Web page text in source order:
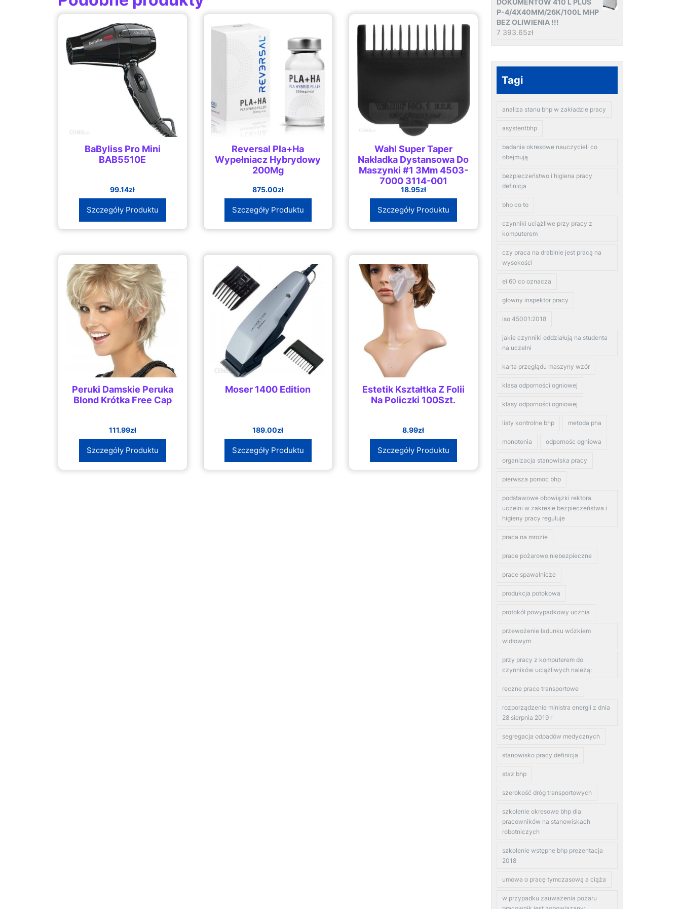
BaByliss Pro Mini
BAB5510E
99.14zł
Szczegóły Produktu
Reversal Pla+Ha
Wypełniacz Hybrydowy
200Mg
875.00zł
Szczegóły Produktu
Wahl Super Taper
Nakładka Dystansowa Do
Maszynki #1 3Mm 4503-
7000 3114-001
18.95zł
Szczegóły Produktu
Peruki Damskie Peruka
Blond Krótka Free Cap
111.99zł
Szczegóły Produktu
Moser 1400 Edition
189.00zł
Szczegóły Produktu
Estetik Kształtka Z Folii
Na Policzki 100Szt.
8.99zł
Szczegóły Produktu
DOKUMENTÓW 410 L PLUS
P-4/4X40MM/26K/100L MHP
BEZ OLIWIENIA !!!
7 393.65zł
Tagi
analiza stanu bhp w zakładzie pracy
asystentbhp
badania okresowe nauczycieli co
obejmują
bezpieczeństwo i higiena pracy
definicja
bhp co to
czynniki uciążliwe przy pracy z
komputerem
czy praca na drabinie jest pracą na
wysokości
ei 60 co oznacza
glowny inspektor pracy
iso 45001:2018
jakie czynniki oddziałują na studenta
na uczelni
karta przeglądu maszyny wzór
klasa odporności ogniowej
klasy odporności ogniowej
listy kontrolne bhp metoda pha
monotonia odpornośc ogniowa
organizacja stanowiska pracy
pierwsza pomoc bhp
podstawowe obowiązki rektora
uczelni w zakresie bezpieczeństwa i
higieny pracy reguluje
praca na mrozie
prace pożarowo niebezpieczne
prace spawalnicze
produkcja potokowa
protokół powypadkowy ucznia
przewożenie ładunku wózkiem
widłowym
przy pracy z komputerem do
czynników uciążliwych należą:
reczne prace transportowe
rozporządzenie ministra energii z dnia
28 sierpnia 2019 r
segregacja odpadów medycznych
stanowisko pracy definicja
staz bhp
szerokość dróg transportowych
szkolenie okresowe bhp dla
pracowników na stanowiskach
robotniczych
szkolenie wstępne bhp prezentacja
2018
umowa o pracę tymczasową a ciąża
w przypadku zauważenia pożaru